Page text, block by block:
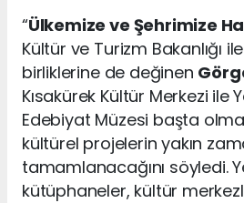
“Ülkemize ve Şehrimize
Kültür ve Turizm Bakanlığı
birliklerine de değinen
Kısakürek Kültür Merkezi ile
Edebiyat Müzesi başta
kültürel projelerin yakın
tamamlanacağını söyledi.
kütüphaneler, kültür